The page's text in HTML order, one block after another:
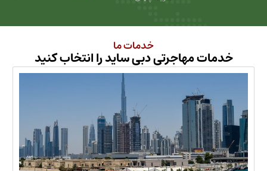
مهاجرتی دبی ساید را انتخاب کنید